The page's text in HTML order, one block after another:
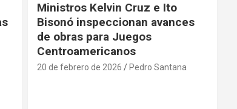
Ministerio de Deporte aporta
RD$ 1.3 millones para Copa de
Boxeo
20 de febrero de 2026 Pedro Santana